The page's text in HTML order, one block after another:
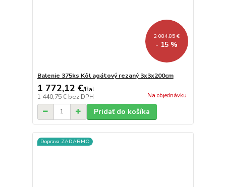
2 084,85 €
- 15 %
Balenie 375ks Kôl agátový rezaný 3x3x200cm
1 772,12 €/Bal
1 440,75 € bez DPH Na objednávku
Pridať do košíka
Doprava ZADARMO